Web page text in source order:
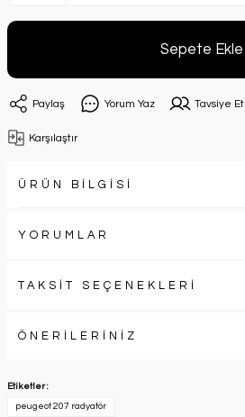
Sepete Ekle
Paylaş Yorum Yaz Tavsiye Et
Karşılaştır
ÜRÜN BİLGİSİ
YORUMLAR
TAKSİT SEÇENEKLERİ
ÖNERİLERİNİZ
Etiketler :
peugeot 207 radyatör